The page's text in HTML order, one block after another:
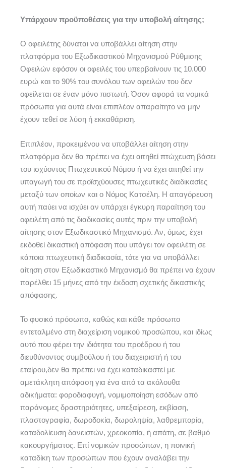
Υπάρχουν προϋποθέσεις για την υποβολή αίτησης;
Ο οφειλέτης δύναται να υποβάλλει αίτηση στην
πλατφόρμα του Εξωδικαστικού Μηχανισμού Ρύθμισης
Οφειλών εφόσον οι οφειλές του υπερβαίνουν τις 10.000
ευρώ και το 90% του συνόλου των οφειλών του δεν
οφείλεται σε έναν μόνο πιστωτή. Όσον αφορά τα νομικά
πρόσωπα για αυτά είναι επιπλέον απαραίτητο να μην
έχουν τεθεί σε λύση ή εκκαθάριση.
Επιπλέον, προκειμένου να υποβάλλει αίτηση στην
πλατφόρμα δεν θα πρέπει να έχει αιτηθεί πτώχευση βάσει
του ισχύοντος Πτωχευτικού Νόμου ή να έχει αιτηθεί την
υπαγωγή του σε προϊσχύουσες πτωχευτικές διαδικασίες
μεταξύ των οποίων και ο Νόμος Κατσέλη. Η απαγόρευση
αυτή παύει να ισχύει αν υπάρχει έγκυρη παραίτηση του
οφειλέτη από τις διαδικασίες αυτές πριν την υποβολή
αίτησης στον Εξωδικαστικό Μηχανισμό. Αν, όμως, έχει
εκδοθεί δικαστική απόφαση που υπάγει τον οφειλέτη σε
κάποια πτωχευτική διαδικασία, τότε για να υποβάλλει
αίτηση στον Εξωδικαστικό Μηχανισμό θα πρέπει να έχουν
παρέλθει 15 μήνες από την έκδοση σχετικής δικαστικής
απόφασης.
Το φυσικό πρόσωπο, καθώς και κάθε πρόσωπο
εντεταλμένο στη διαχείριση νομικού προσώπου, και ιδίως
αυτό που φέρει την ιδιότητα του προέδρου ή του
διευθύνοντος συμβούλου ή του διαχειριστή ή του
εταίρου,δεν θα πρέπει να έχει καταδικαστεί με
αμετάκλητη απόφαση για ένα από τα ακόλουθα
αδικήματα: φοροδιαφυγή, νομιμοποίηση εσόδων από
παράνομες δραστηριότητες, υπεξαίρεση, εκβίαση,
πλαστογραφία, δωροδοκία, δωροληψία, λαθρεμπορία,
καταδολίευση δανειστών, χρεοκοπία, ή απάτη, σε βαθμό
κακουργήματος. Επί νομικών προσώπων, η ποινική
καταδίκη των προσώπων που έχουν αναλάβει την